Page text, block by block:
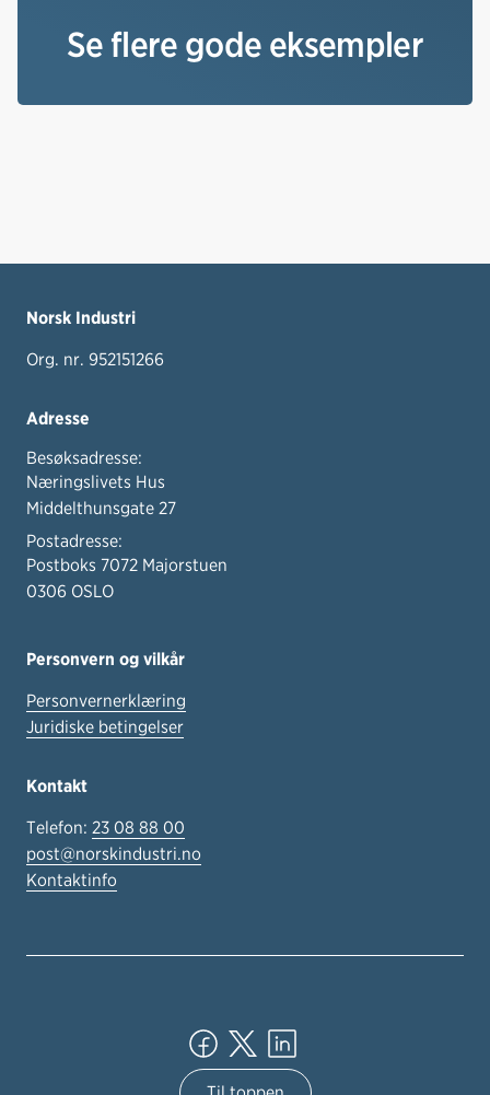
Se flere gode eksempler
Norsk Industri
Org. nr. 952151266
Adresse
Besøksadresse:
Næringslivets Hus
Middelthunsgate 27
Postadresse:
Postboks 7072 Majorstuen
0306 OSLO
Personvern og vilkår
Personvernerklæring
Juridiske betingelser
Kontakt
Telefon: 23 08 88 00
post@norskindustri.no
Kontaktinfo